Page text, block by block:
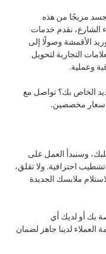
مزيجًا من هذه
الشارع، نقدم خدمات
الأقمشة وصولًا إلى
التجارية لتحويل
وعملية.
الخاص بك؟ تواصل مع
مخصصين.
وسنبدأ العمل على
احترافية. ولا تقلق،
ملابسك الجديدة
بك أو لديك أي
لدينا جاهز لضمان